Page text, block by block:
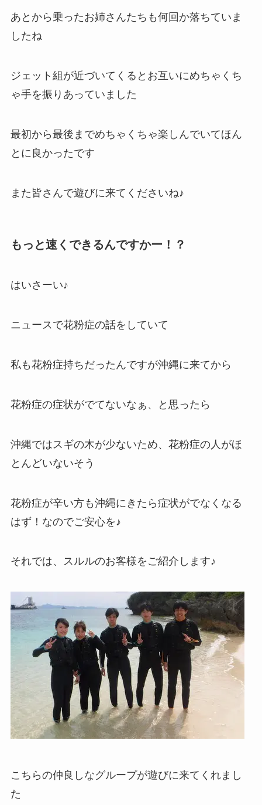
あとから乗ったお姉さんたちも何回か落ちていま
したね
ジェット組が近づいてくるとお互いにめちゃくち
ゃ手を振りあっていました
最初から最後までめちゃくちゃ楽しんでいてほん
とに良かったです
また皆さんで遊びに来てくださいね♪
もっと速くできるんですかー！？
はいさーい♪
ニュースで花粉症の話をしていて
私も花粉症持ちだったんですが沖縄に来てから
花粉症の症状がでてないなぁ、と思ったら
沖縄ではスギの木が少ないため、花粉症の人がほ
とんどいないそう
花粉症が辛い方も沖縄にきたら症状がでなくなる
はず！なのでご安心を♪
それでは、スルルのお客様をご紹介します♪
こちらの仲良しなグループが遊びに来てくれまし
た